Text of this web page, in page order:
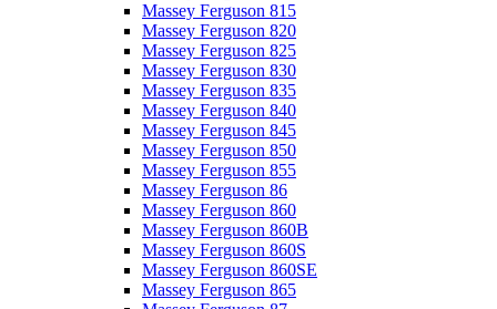
Massey Ferguson 815
Massey Ferguson 820
Massey Ferguson 825
Massey Ferguson 830
Massey Ferguson 835
Massey Ferguson 840
Massey Ferguson 845
Massey Ferguson 850
Massey Ferguson 855
Massey Ferguson 86
Massey Ferguson 860
Massey Ferguson 860B
Massey Ferguson 860S
Massey Ferguson 860SE
Massey Ferguson 865